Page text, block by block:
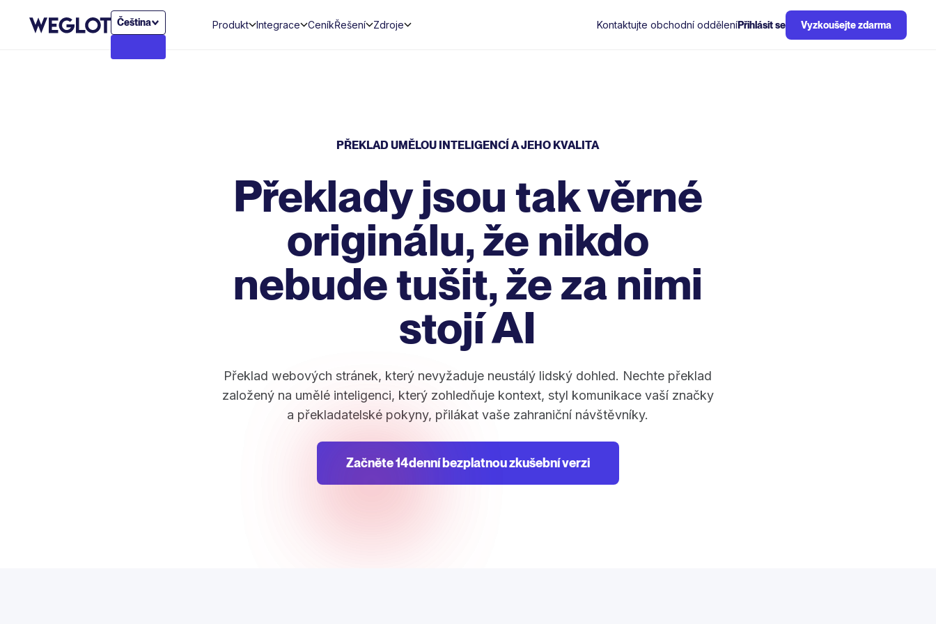
Čeština Produkt Integrace CeníkŘešení Zdroje Kontaktujte obchodní odděleníPřihlásit se Vyzkoušejte zdarma
PŘEKLAD UMĚLOU INTELIGENCÍ A JEHO KVALITA
Překlady jsou tak věrné
originálu,že nikdo
nebude tušit, že za nimi
stojí AI
Překlad webových stránek, který nevyžaduje neustálý lidský dohled. Nechte překlad
založený na umělé inteligenci, který zohledňuje kontext, styl komunikace vaší značky
a překladatelské pokyny, přilákat vaše zahraniční návštěvníky.
Začněte 14denní bezplatnou zkušební verzi